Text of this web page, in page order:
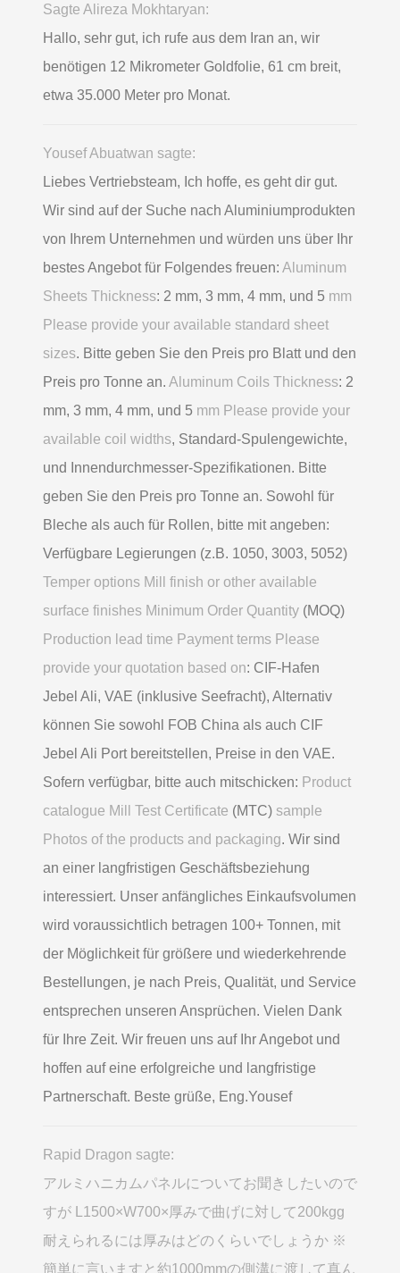
Sagte Alireza Mokhtaryan:
Hallo, sehr gut, ich rufe aus dem Iran an, wir
benötigen 12 Mikrometer Goldfolie, 61 cm breit,
etwa 35.000 Meter pro Monat.
Yousef Abuatwan sagte:
Liebes Vertriebsteam, Ich hoffe, es geht dir gut.
Wir sind auf der Suche nach Aluminiumprodukten
von Ihrem Unternehmen und würden uns über Ihr
bestes Angebot für Folgendes freuen: Aluminum
Sheets Thickness: 2 mm, 3 mm, 4 mm, und 5 mm
Please provide your available standard sheet
sizes. Bitte geben Sie den Preis pro Blatt und den
Preis pro Tonne an. Aluminum Coils Thickness: 2
mm, 3 mm, 4 mm, und 5 mm Please provide your
available coil widths, Standard-Spulengewichte,
und Innendurchmesser-Spezifikationen. Bitte
geben Sie den Preis pro Tonne an. Sowohl für
Bleche als auch für Rollen, bitte mit angeben:
Verfügbare Legierungen (z.B. 1050, 3003, 5052)
Temper options Mill finish or other available
surface finishes Minimum Order Quantity (MOQ)
Production lead time Payment terms Please
provide your quotation based on: CIF-Hafen
Jebel Ali, VAE (inklusive Seefracht), Alternativ
können Sie sowohl FOB China als auch CIF
Jebel Ali Port bereitstellen, Preise in den VAE.
Sofern verfügbar, bitte auch mitschicken: Product
catalogue Mill Test Certificate (MTC) sample
Photos of the products and packaging. Wir sind
an einer langfristigen Geschäftsbeziehung
interessiert. Unser anfängliches Einkaufsvolumen
wird voraussichtlich betragen 100+ Tonnen, mit
der Möglichkeit für größere und wiederkehrende
Bestellungen, je nach Preis, Qualität, und Service
entsprechen unseren Ansprüchen. Vielen Dank
für Ihre Zeit. Wir freuen uns auf Ihr Angebot und
hoffen auf eine erfolgreiche und langfristige
Partnerschaft. Beste grüße, Eng.Yousef
Rapid Dragon sagte:
アルミハニカムパネルについてお聞きしたいので
すが L1500×W700×厚みで曲げに対して200kgg
耐えられるには厚みはどのくらいでしょうか ※
簡単に言いますと約1000mmの側溝に渡して真ん